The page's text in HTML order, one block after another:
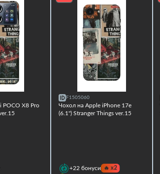
POCO X8 Pro
F1505060
Чохол на Apple iPhone 17e
(6.1") Stranger Things ver.15
+22 бонуси 🔥x2